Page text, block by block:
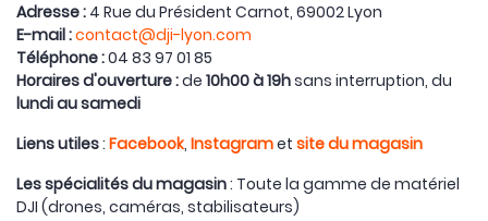
Adresse : 4 Rue du Président Carnot, 69002 Lyon
E-mail :contact@dji-lyon.com
Téléphone :04 83 97 01 85
Horaires d'ouverture :de 10h00 à 19hsans interruption, du
lundi au samedi
Liens utiles: Facebook, Instagramet site du magasin
Les spécialités du magasin: Toute la gamme de matériel
DJI (drones, caméras, stabilisateurs)